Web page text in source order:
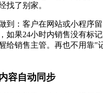
找了别家。
到：客户在网站或小程序
如果24小时内销售没有标
给销售主管。再也不用靠"
容自动同步